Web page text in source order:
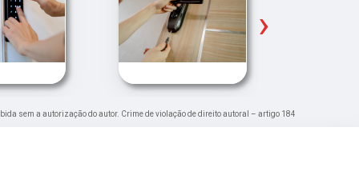
›
sem a autorização do autor. Crime de violação de direito autoral – artigo 184